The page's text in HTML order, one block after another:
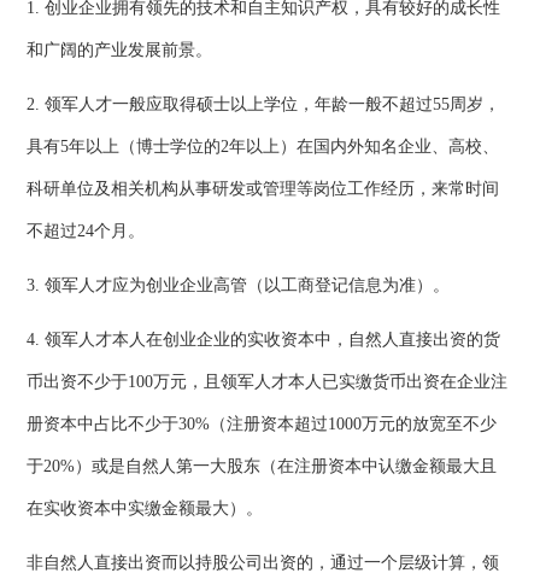
1. 创业企业拥有领先的技术和自主知识产权，具有较好的成长性
和广阔的产业发展前景。
2. 领军人才一般应取得硕士以上学位，年龄一般不超过55周岁，
具有5年以上（博士学位的2年以上）在国内外知名企业、高校、
科研单位及相关机构从事研发或管理等岗位工作经历，来常时间
不超过24个月。
3. 领军人才应为创业企业高管（以工商登记信息为准）。
4. 领军人才本人在创业企业的实收资本中，自然人直接出资的货
币出资不少于100万元，且领军人才本人已实缴货币出资在企业注
册资本中占比不少于30%（注册资本超过1000万元的放宽至不少
于20%）或是自然人第一大股东（在注册资本中认缴金额最大且
在实收资本中实缴金额最大）。
非自然人直接出资而以持股公司出资的，通过一个层级计算，领